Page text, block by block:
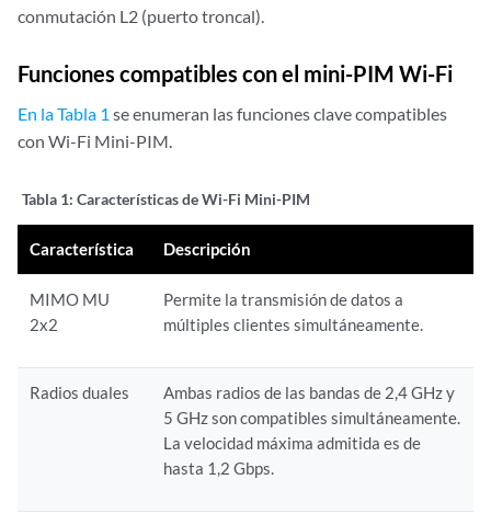
conmutación L2 (puerto troncal).
Funciones compatibles con el mini-PIM Wi-Fi
En la Tabla 1 se enumeran las funciones clave compatibles
con Wi-Fi Mini-PIM.
Tabla 1: Características de Wi-Fi Mini-PIM
Característica Descripción
MIMO MU
2x2
Permite la transmisión de datos a
múltiples clientes simultáneamente.
Radios duales
Ambas radios de las bandas de 2,4 GHz y
5 GHz son compatibles simultáneamente.
La velocidad máxima admitida es de
hasta 1,2 Gbps.